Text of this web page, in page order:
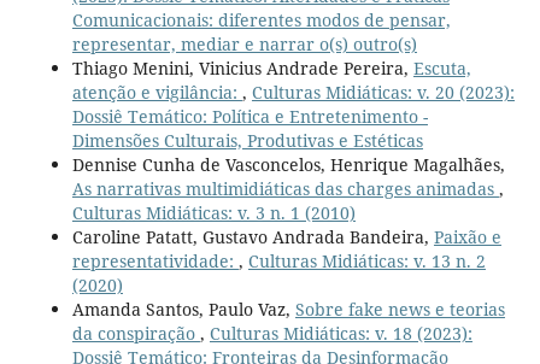
Comunicacionais: diferentes modos de pensar,
representar, mediar e narrar o(s) outro(s)
Thiago Menini, Vinicius Andrade Pereira, Escuta,
atenção e vigilância: , Culturas Midiáticas: v. 20 (2023):
Dossiê Temático: Política e Entretenimento -
Dimensões Culturais, Produtivas e Estéticas
Dennise Cunha de Vasconcelos, Henrique Magalhães,
As narrativas multimidiáticas das charges animadas ,
Culturas Midiáticas: v. 3 n. 1 (2010)
Caroline Patatt, Gustavo Andrada Bandeira, Paixão e
representatividade: , Culturas Midiáticas: v. 13 n. 2
(2020)
Amanda Santos, Paulo Vaz, Sobre fake news e teorias
da conspiração , Culturas Midiáticas: v. 18 (2023):
Dossiê Temático: Fronteiras da Desinformação